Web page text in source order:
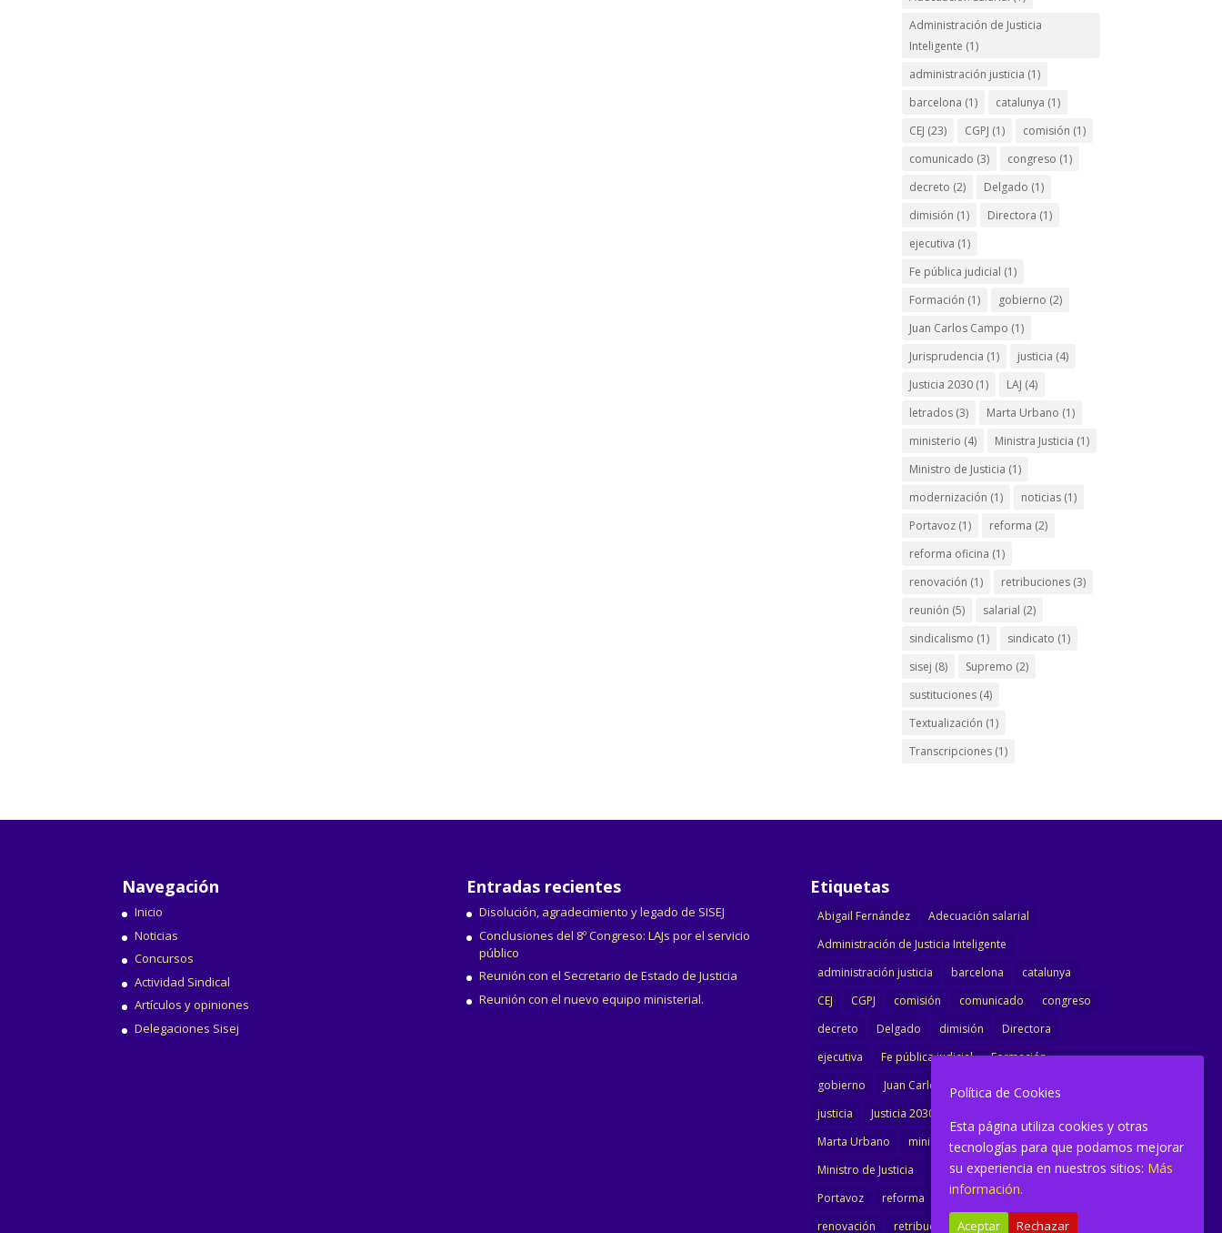
Administración de Justicia
Inteligente (1)
administración justicia (1)
barcelona (1) catalunya (1)
CEJ (23) CGPJ (1) comisión (1)
comunicado (3) congreso (1)
decreto (2) Delgado (1)
dimisión (1) Directora (1)
ejecutiva (1)
Fe pública judicial (1)
Formación (1) gobierno (2)
Juan Carlos Campo (1)
Jurisprudencia (1) justicia (4)
Justicia 2030 (1) LAJ (4)
letrados (3) Marta Urbano (1)
ministerio (4) Ministra Justicia (1)
Ministro de Justicia (1)
modernización (1) noticias (1)
Portavoz (1) reforma (2)
reforma oficina (1)
renovación (1) retribuciones (3)
reunión (5) salarial (2)
sindicalismo (1) sindicato (1)
sisej (8) Supremo (2)
sustituciones (4)
Textualización (1)
Transcripciones (1)
Navegación
Inicio
Noticias
Concursos
Actividad Sindical
Artículos y opiniones
Delegaciones Sisej
Entradas recientes
Disolución, agradecimiento y legado de SISEJ
Conclusiones del 8º Congreso: LAJs por el servicio
público
Reunión con el Secretario de Estado de Justicia
Reunión con el nuevo equipo ministerial.
Etiquetas
Abigail Fernández
Adecuación salarial
Administración de Justicia Inteligente
administración justicia
barcelona
catalunya
CEJ
CGPJ comisión comunicado
congreso
decreto
Delgado dimisión
Directora
ejecutiva
Fe pública judicial
Formación
gobierno
Juan Carlos Campo
Jurisprudencia
justicia
Justicia 2030
Marta Urbano
ministerio
Ministra Justicia
Ministro de Justicia
modernización
noticias
Portavoz
reforma
reforma oficina
renovación
retribuciones reunión salarial
Política de Cookies
Esta página utiliza cookies y otras
tecnologías para que podamos mejorar
su experiencia en nuestros sitios: Más
información.
Aceptar Rechazar